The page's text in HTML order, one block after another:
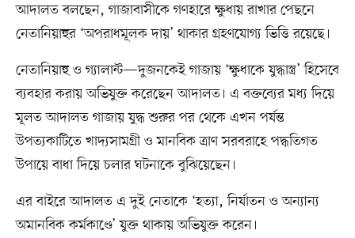
আদালত বলছেন, গাজাবাসীকে গণহারে ক্ষুধায় রাখার পেছনে
নেতানিয়াহুর ‘অপরাধমূলক দায়’ থাকার গ্রহণযোগ্য ভিত্তি রয়েছে।
নেতানিয়াহু ও গ্যালান্ট—দুজনকেই গাজায় ‘ক্ষুধাকে যুদ্ধাস্ত্র’ হিসেবে
ব্যবহার করায় অভিযুক্ত করেছেন আদালত। এ বক্তব্যের মধ্য দিয়ে
মূলত আদালত গাজায় যুদ্ধ শুরুর পর থেকে এখন পর্যন্ত
উপত্যকাটিতে খাদ্যসামগ্রী ও মানবিক ত্রাণ সরবরাহে পদ্ধতিগত
উপায়ে বাধা দিয়ে চলার ঘটনাকে বুঝিয়েছেন।
এর বাইরে আদালত এ দুই নেতাকে ‘হত্যা, নির্যাতন ও অন্যান্য
অমানবিক কর্মকাণ্ডে’ যুক্ত থাকায় অভিযুক্ত করেন।